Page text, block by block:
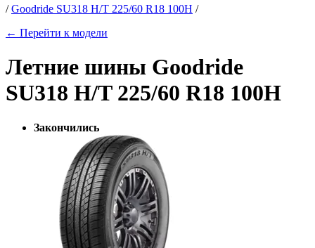
/Goodride SU318 H/T 225/60 R18 100H /
← Перейти к модели
Летние шины Goodride
SU318 H/T 225/60 R18 100H
Закончились